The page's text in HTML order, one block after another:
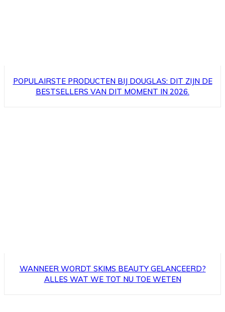
POPULAIRSTE PRODUCTEN BIJ DOUGLAS: DIT ZIJN DE
BESTSELLERS VAN DIT MOMENT IN 2026.
WANNEER WORDT SKIMS BEAUTY GELANCEERD?
ALLES WAT WE TOT NU TOE WETEN